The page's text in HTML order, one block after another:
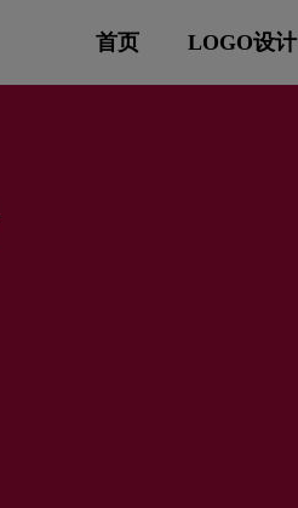
首页 LOGO设计